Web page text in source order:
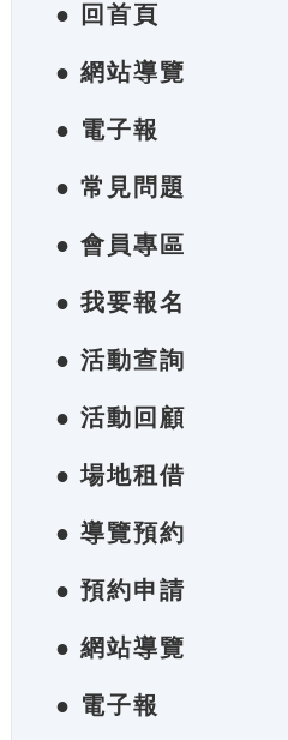
● 回首頁
● 網站導覽
● 電子報
● 常見問題
● 會員專區
● 我要報名
● 活動查詢
● 活動回顧
● 場地租借
● 導覽預約
● 預約申請
● 網站導覽
● 電子報